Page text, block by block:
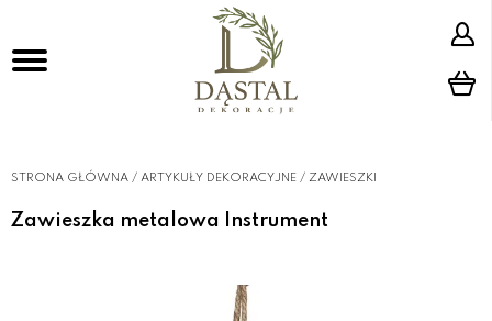
STRONA GŁÓWNA / ARTYKUŁY DEKORACYJNE / ZAWIESZKI
Zawieszka metalowa Instrument